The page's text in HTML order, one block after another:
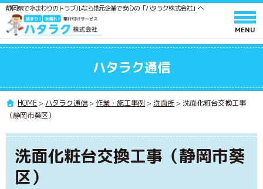
静岡県で水まわりのトラブルなら地元企業で安心の「ハタラク株式会社」へ
ホーム
サービスと料金
作業の流れ
よくあるご質問
会社情報
採用情報
ハタラク通信
HOME > ハタラク通信>作業・施工事例 > 洗面所 > 洗面化粧台交換工事
（静岡市葵区）
洗面化粧台交換工事（静岡市葵
区）